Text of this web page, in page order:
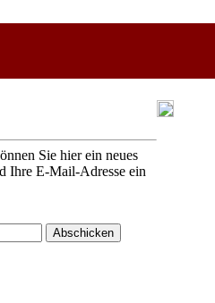
Sie hier ein neues
Ihre E-Mail-Adresse ein